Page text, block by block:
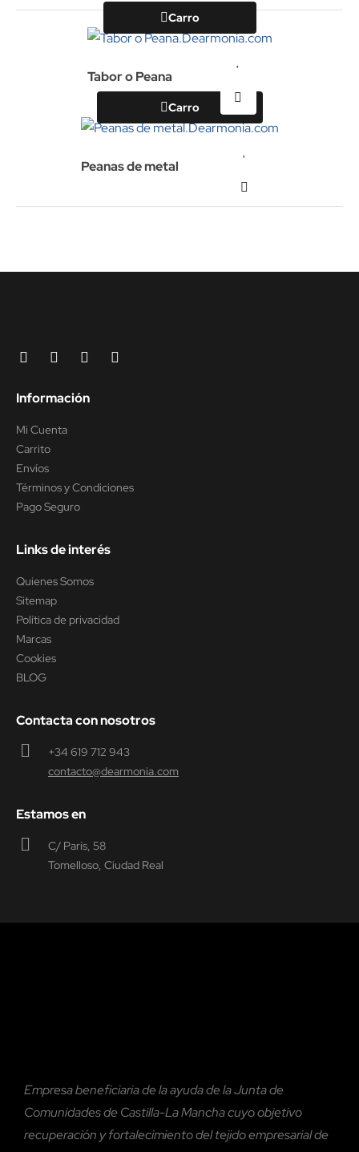
Carro
Tabor o Peana
Carro
Peanas de metal
Información
Mi Cuenta
Carrito
Envíos
Términos y Condiciones
Pago Seguro
Links de interés
Quienes Somos
Sitemap
Política de privacidad
Marcas
Cookies
BLOG
Contacta con nosotros
+34 619 712 943
contacto@dearmonia.com
Estamos en
C/ París, 58
Tomelloso, Ciudad Real
Empresa beneficiaria de la ayuda de la Junta de
Comunidades de Castilla-La Mancha cuyo objetivo
recuperación y fortalecimiento del tejido empresarial de